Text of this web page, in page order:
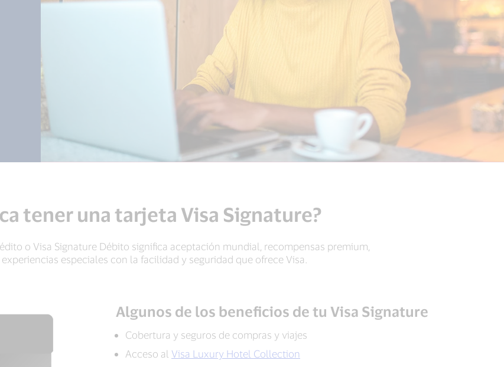
tener una tarjeta Visa Signature?
o Visa Signature Débito significa aceptación mundial, recompensas premium,
especiales con la facilidad y seguridad que ofrece Visa.
Algunos de los beneficios de tu Visa Signature
Cobertura y seguros de compras y viajes
Acceso al Visa Luxury Hotel Collection